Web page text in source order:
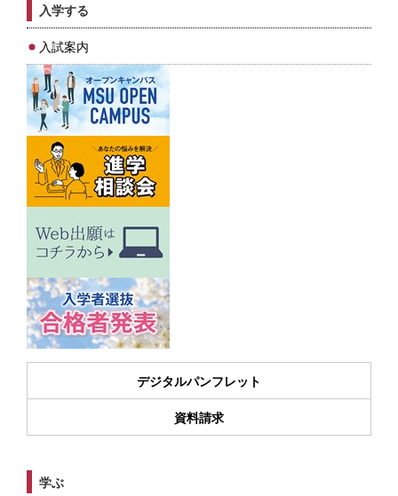
入学する
入試案内
デジタルパンフレット
資料請求
学ぶ